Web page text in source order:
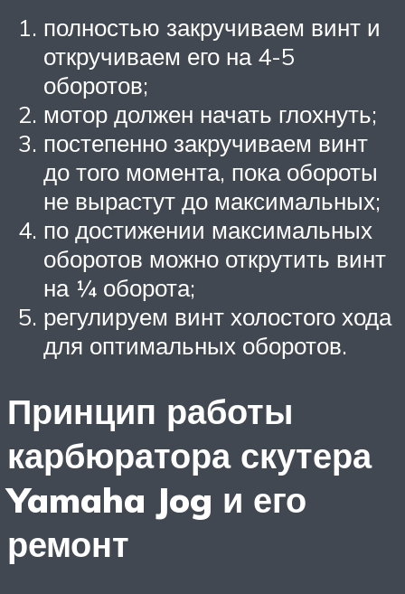
полностью закручиваем винт и
откручиваем его на 4-5
оборотов;
мотор должен начать глохнуть;
постепенно закручиваем винт
до того момента, пока обороты
не вырастут до максимальных;
по достижении максимальных
оборотов можно открутить винт
на ¼ оборота;
регулируем винт холостого хода
для оптимальных оборотов.
Принцип работы
карбюратора скутера
Yamaha Jog и его
ремонт